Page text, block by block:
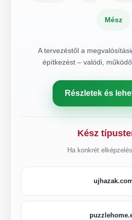
Mész
A tervezéstől a
építkezést – valódi,
Részletek és
Kész
Ha konkrét